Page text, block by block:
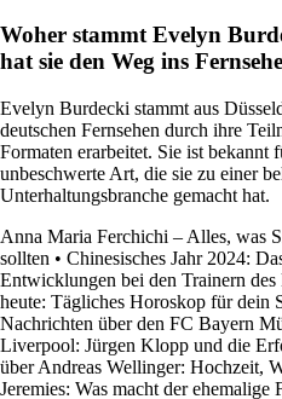
Woher stammt Evelyn
hat sie den Weg ins
Evelyn Burdecki stammt aus
deutschen Fernsehen durch ihre
Formaten erarbeitet. Sie ist bekannt
unbeschwerte Art, die sie zu einer
Unterhaltungsbranche gemacht hat.
Anna Maria Ferchichi – Alles, was
sollten • Chinesisches Jahr 2024:
Entwicklungen bei den Trainern
heute: Tägliches Horoskop für dein
Nachrichten über den FC Bayern
Liverpool: Jürgen Klopp und die
über Andreas Wellinger: Hochzeit,
Jeremies: Was macht der ehemalige